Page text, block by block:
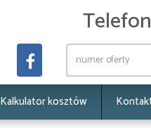
Telefon
Kalkulator kosztów